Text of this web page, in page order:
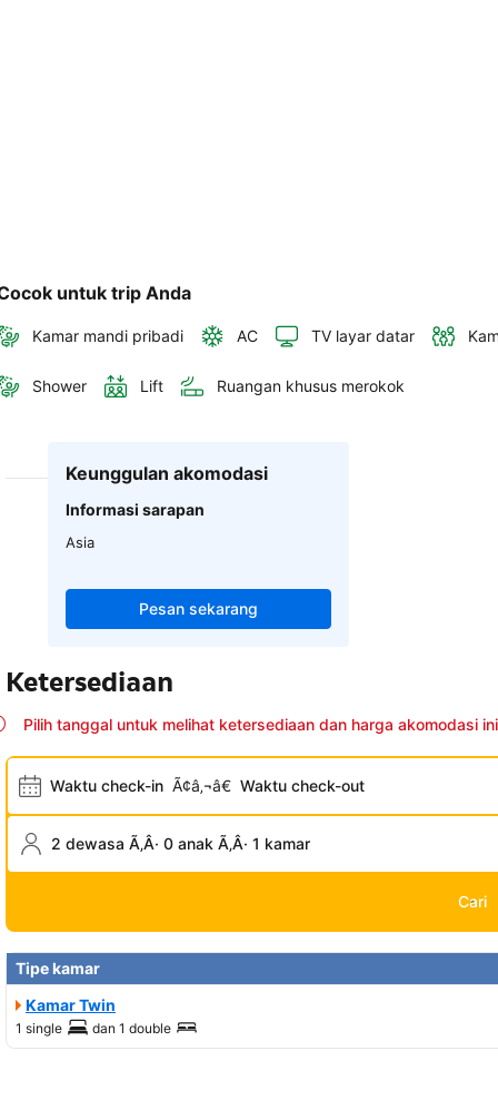
untuk trip Anda
Kamar mandi pribadi AC TV layar datar
Shower Lift Ruangan khusus merokok
Keunggulan akomodasi
Informasi sarapan
Asia
Pesan sekarang
Ketersediaan
Pilih tanggal untuk melihat ketersediaan dan harga akomodasi ini
Waktu check-in Ã¢â‚¬â€ Waktu check-out
2 dewasa Ã‚Â· 0 anak Ã‚Â· 1 kamar
Cari
Tipe kamar
Kamar Twin
1 single dan 1 double